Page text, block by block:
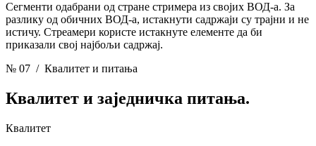
Сегменти одабрани од стране стримера из својих ВОД-а. За
разлику од обичних ВОД-а, истакнути садржаји су трајни и не
истичу. Стреамери користе истакнуте елементе да би
приказали свој најбољи садржај.
№ 07 / Квалитет и питања
Квалитет и заједничка питања.
Квалитет